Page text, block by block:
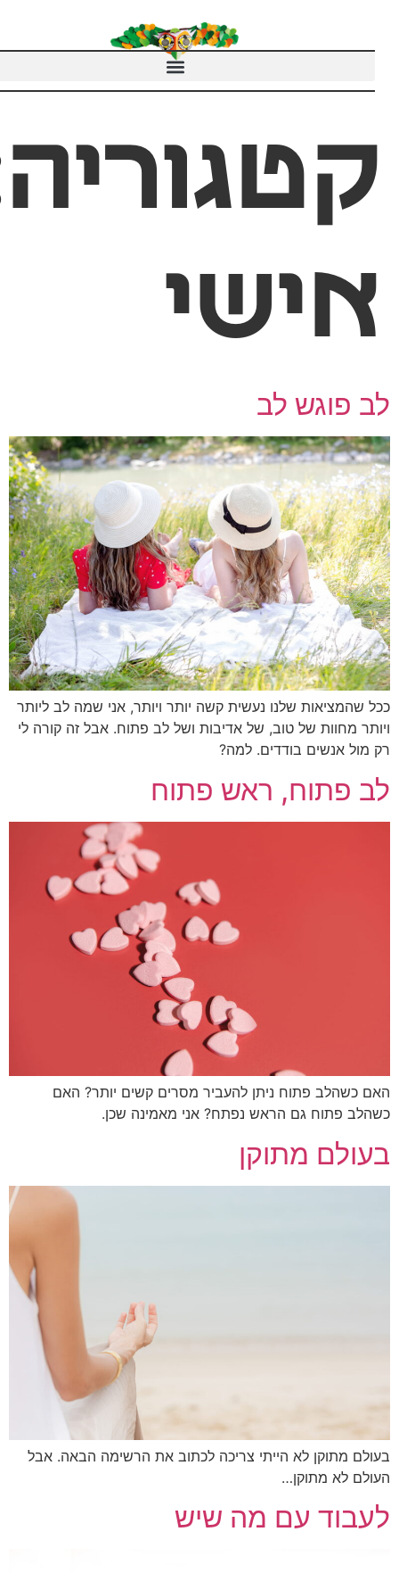
פוגש לב
שהמציאות שלנו נעשית קשה יותר ויותר, אני שמה לב ליותר
מחוות של טוב, של אדיבות ושל לב פתוח. אבל זה קורה לי
מול אנשים בודדים. למה?
פתוח, ראש פתוח
כשהלב פתוח ניתן להעביר מסרים קשים יותר? האם
פתוח גם הראש נפתח? אני מאמינה שכן.
מתוקן
מתוקן לא הייתי צריכה לכתוב את הרשימה הבאה. אבל
לא מתוקן…
עם מה שיש